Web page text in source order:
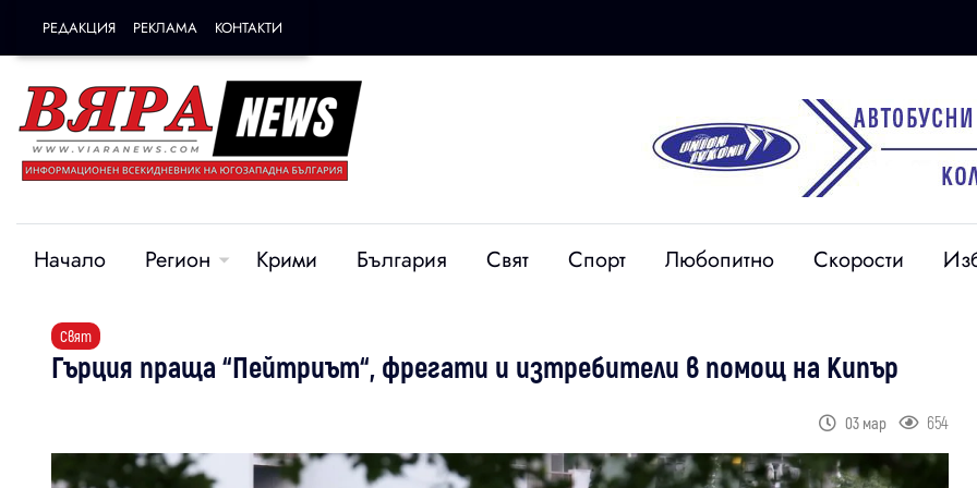
РЕДАКЦИЯ РЕКЛАМА КОНТАКТИ
Начало Регион Крими България Свят Спорт Любопитно Скорости
Свят
Гърция праща “Пейтриът“, фрегати и изтребители в помощ на Кипър
03 мар 654